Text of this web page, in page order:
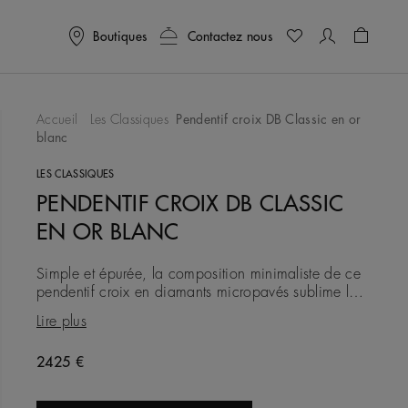
Boutiques Contactez nous
Accueil Les Classiques
Pendentif croix DB Classic en or
blanc
LES CLASSIQUES
PENDENTIF CROIX DB CLASSIC
EN OR BLANC
Simple et épurée, la composition minimaliste de ce
pendentif croix en diamants micropavés sublime la
beauté des diamants naturels qui le composent. Un
ensemble de
Lire plus
2425 €